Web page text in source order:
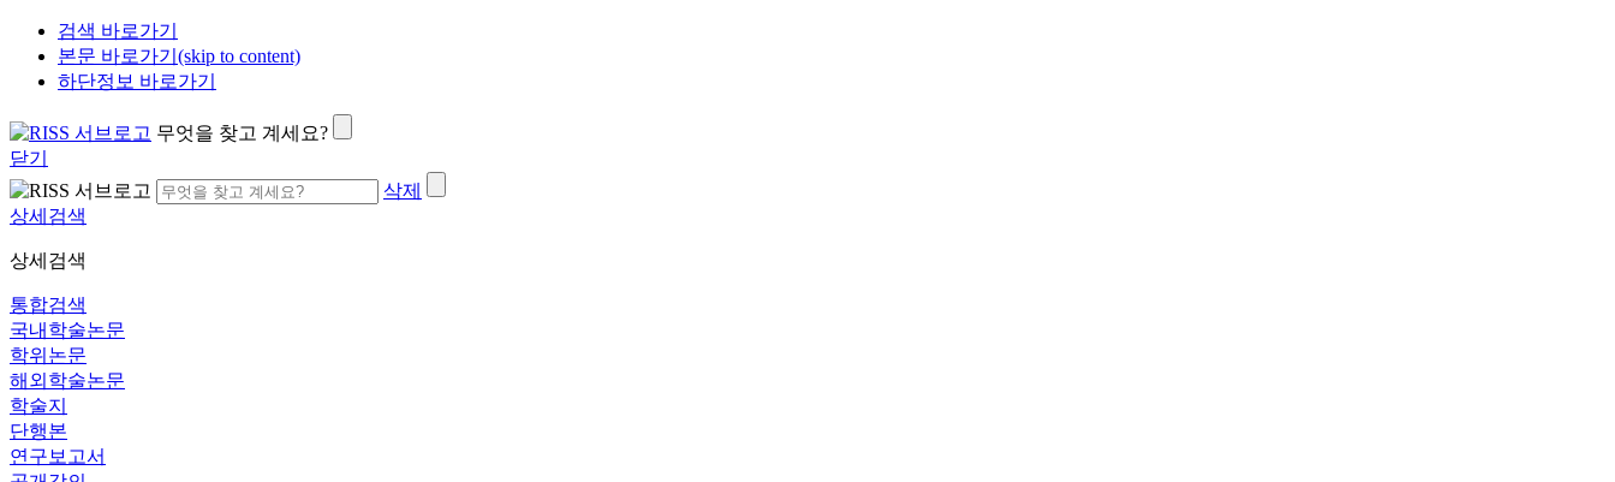
검색 바로가기
본문 바로가기(skip to content)
하단정보 바로가기
무엇을 찾고 계세요?
닫기
삭제
상세검색
상세검색
통합검색
국내학술논문
학위논문
해외학술논문
학술지
단행본
연구보고서